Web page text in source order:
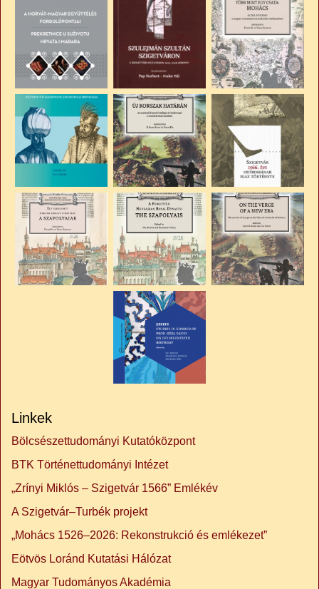
Linkek
Bölcsészettudományi Kutatóközpont
BTK Történettudományi Intézet
„Zrínyi Miklós – Szigetvár 1566” Emlékév
A Szigetvár–Turbék projekt
„Mohács 1526–2026: Rekonstrukció és emlékezet”
Eötvös Loránd Kutatási Hálózat
Magyar Tudományos Akadémia